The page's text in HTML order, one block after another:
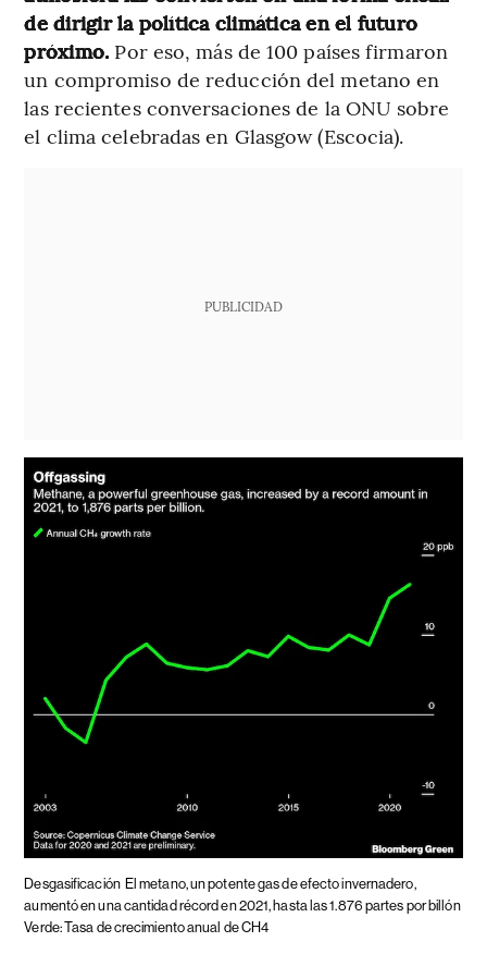
de dirigir la política climática en el futuro
próximo. Por eso, más de 100 países firmaron
un compromiso de reducción del metano en
las recientes conversaciones de la ONU sobre
el clima celebradas en Glasgow (Escocia).
PUBLICIDAD
Desgasificación El metano, un potente gas de efecto invernadero,
aumentó en una cantidad récord en 2021, hasta las 1.876 partes por billón
Verde: Tasa de crecimiento anual de CH4